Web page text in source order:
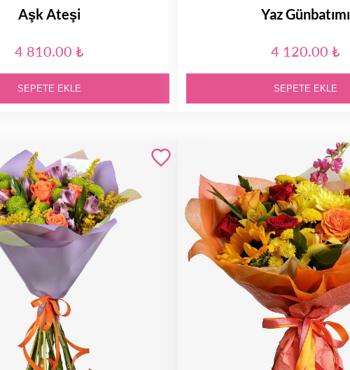
Aşk Ateşi
4 810.00 ₺
SEPETE EKLE
Yaz Günbatımı
4 120.00 ₺
SEPETE EKLE